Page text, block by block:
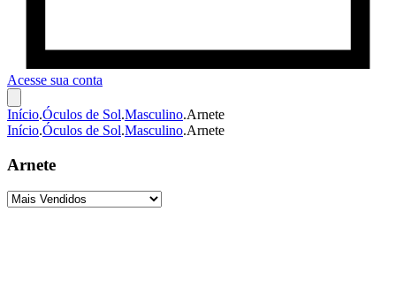
Acesse sua conta
Início.Óculos de Sol.Masculino.Arnete
Início.Óculos de Sol.Masculino.Arnete
Arnete